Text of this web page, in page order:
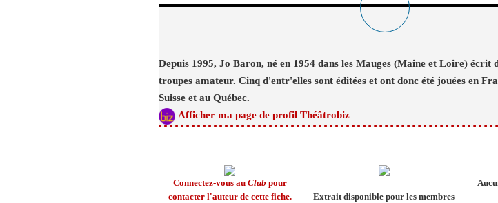
Depuis 1995, Jo Baron, né en 1954 dans les Mauges (Maine et Loire) écrit
troupes amateur. Cinq d'entr'elles sont éditées et ont donc été jouées en
Suisse et au Québec.
Afficher ma page de profil Théâtrobiz
Connectez-vous au Club pour
contacter l'auteur de cette fiche.
Extrait disponible pour les membres